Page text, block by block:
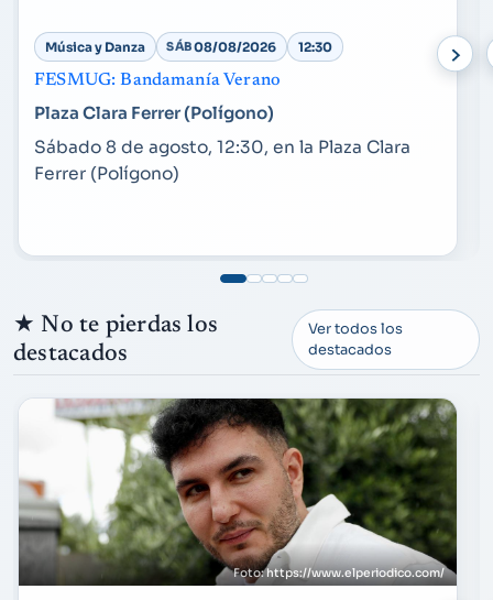
Música y Danza SÁB08/08/2026 12:30
FESMUG: Bandamanía Verano
Plaza Clara Ferrer (Polígono)
Sábado 8 de agosto, 12:30, en la Plaza Clara
Ferrer (Polígono)
★ No te pierdas los
destacados
Ver todos los
destacados
https://www.elperiodico.com/